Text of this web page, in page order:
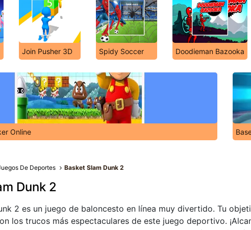
Join Pusher 3D Spidy Soccer Doodieman Bazooka
Online
De Deportes Basket Slam Dunk 2
Dunk 2
2 es un juego de baloncesto en línea muy divertido. Tu
los trucos más espectaculares de este juego deportivo.